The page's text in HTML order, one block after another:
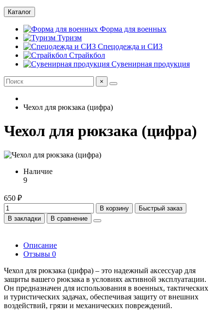
Каталог
Форма для военных
Туризм
Спецодежда и СИЗ
Страйкбол
Сувенирная продукция
×
Чехол для рюкзака (цифра)
Чехол для рюкзака (цифра)
Наличие
9
650 ₽
В корзину
Быстрый заказ
В закладки
В сравнение
Описание
Отзывы 0
Чехол для рюкзака (цифра) – это надежный аксессуар для
защиты вашего рюкзака в условиях активной эксплуатации.
Он предназначен для использования в военных, тактических
и туристических задачах, обеспечивая защиту от внешних
воздействий, грязи и механических повреждений.